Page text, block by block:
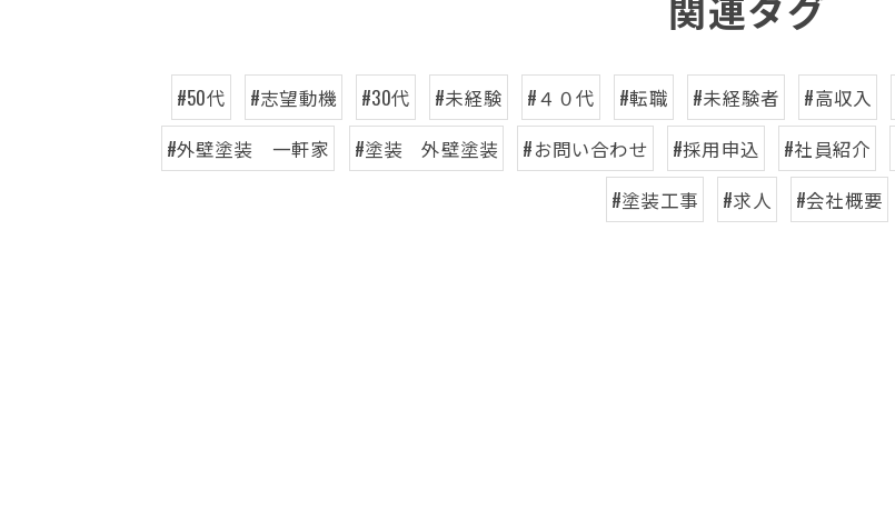
#50代 #志望動機 #30代 #未経験 #４０代 #転職 #未経験者 #高収入
#外壁塗装 一軒家
#塗装 外壁塗装 #お問い合わせ #採用申込 #社員紹介
#塗装工事
#求人 #会社概要